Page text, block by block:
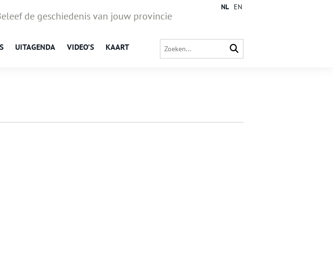
de geschiedenis van jouw provincie
UITAGENDA VIDEO’S KAART
NL EN